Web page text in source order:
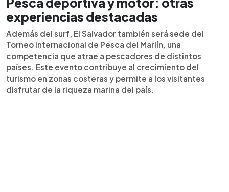
experiencias destacadas
Además del surf, El Salvador también será sede del
Torneo Internacional de Pesca del Marlín, una
competencia que atrae a pescadores de distintos
países. Este evento contribuye al crecimiento del
turismo en zonas costeras y permite a los visitantes
disfrutar de la riqueza marina del país.